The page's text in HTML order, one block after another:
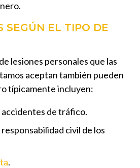
SEGÚN EL TIPO DE
lesiones personales que las
aceptan también pueden
típicamente incluyen:
accidentes de tráfico.
civil de los
.